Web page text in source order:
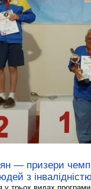
— призери
з інвалідністю